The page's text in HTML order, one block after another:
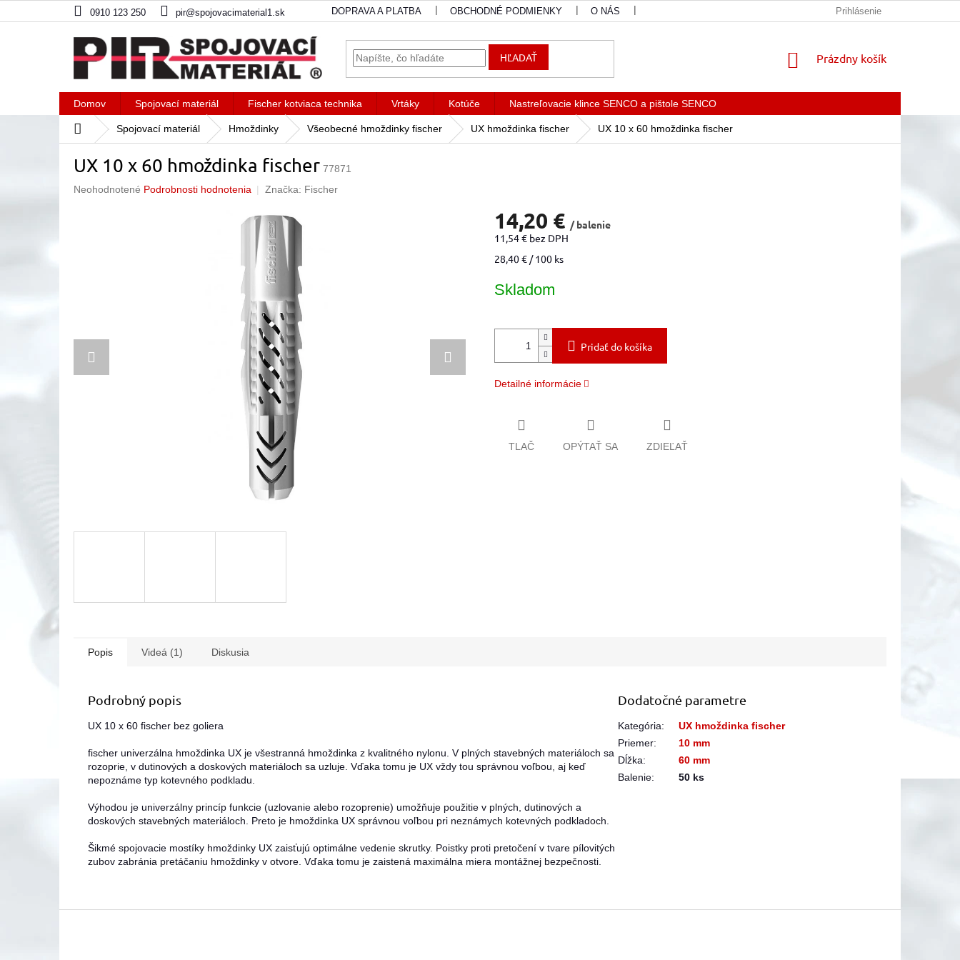
na
0910 123 250 pir@spojovacimaterial1.sk DOPRAVA A PLATBA OBCHODNÉ PODMIENKY O NÁS Prihlásenie
HĽADAŤ
NÁKUPNÝ
Prázdny košík
Domov Spojovací materiál Fischer kotviaca technika Vrtáky Kotúče Nastreľovacie klince SENCO a pištole SENCO
DomovSpojovací materiál Hmoždinky Všeobecné hmoždinky fischer UX hmoždinka fischer UX 10 x 60 hmoždinka fischer
UX 10 x 60 hmoždinka fischer 77871
Priemerné
Neohodnotené Podrobnosti hodnotenia Značka: Fischer
14,20 € / balenie
11,54 € bez DPH
Jednotková
28,40 € / 100 ks
Skladom
Pridať do košíka
Detailné informácie
TLAČ OPÝTAŤ SA ZDIEĽAŤ
Popis Videá (1) Diskusia
Podrobný popis
UX 10 x 60 fischer bez goliera
fischer univerzálna hmoždinka UX je všestranná hmoždinka z kvalitného nylonu. V plných stavebných materiáloch sa
rozoprie, v dutinových a doskových materiáloch sa uzluje. Vďaka tomu je UX vždy tou správnou voľbou, aj keď
nepoznáme typ kotevného podkladu.
Výhodou je univerzálny princíp funkcie (uzlovanie alebo rozoprenie) umožňuje použitie v plných, dutinových a
doskových stavebných materiáloch. Preto je hmoždinka UX správnou voľbou pri neznámych kotevných podkladoch.
Šikmé spojovacie mostíky hmoždinky UX zaisťujú optimálne vedenie skrutky. Poistky proti pretočení v tvare pílovitých
zubov zabránia pretáčaniu hmoždinky v otvore. Vďaka tomu je zaistená maximálna miera montážnej bezpečnosti.
Dodatočné parametre
Kategória:
UX hmoždinka fischer
Priemer:
10 mm
Dĺžka:
60 mm
Balenie: 50 ks